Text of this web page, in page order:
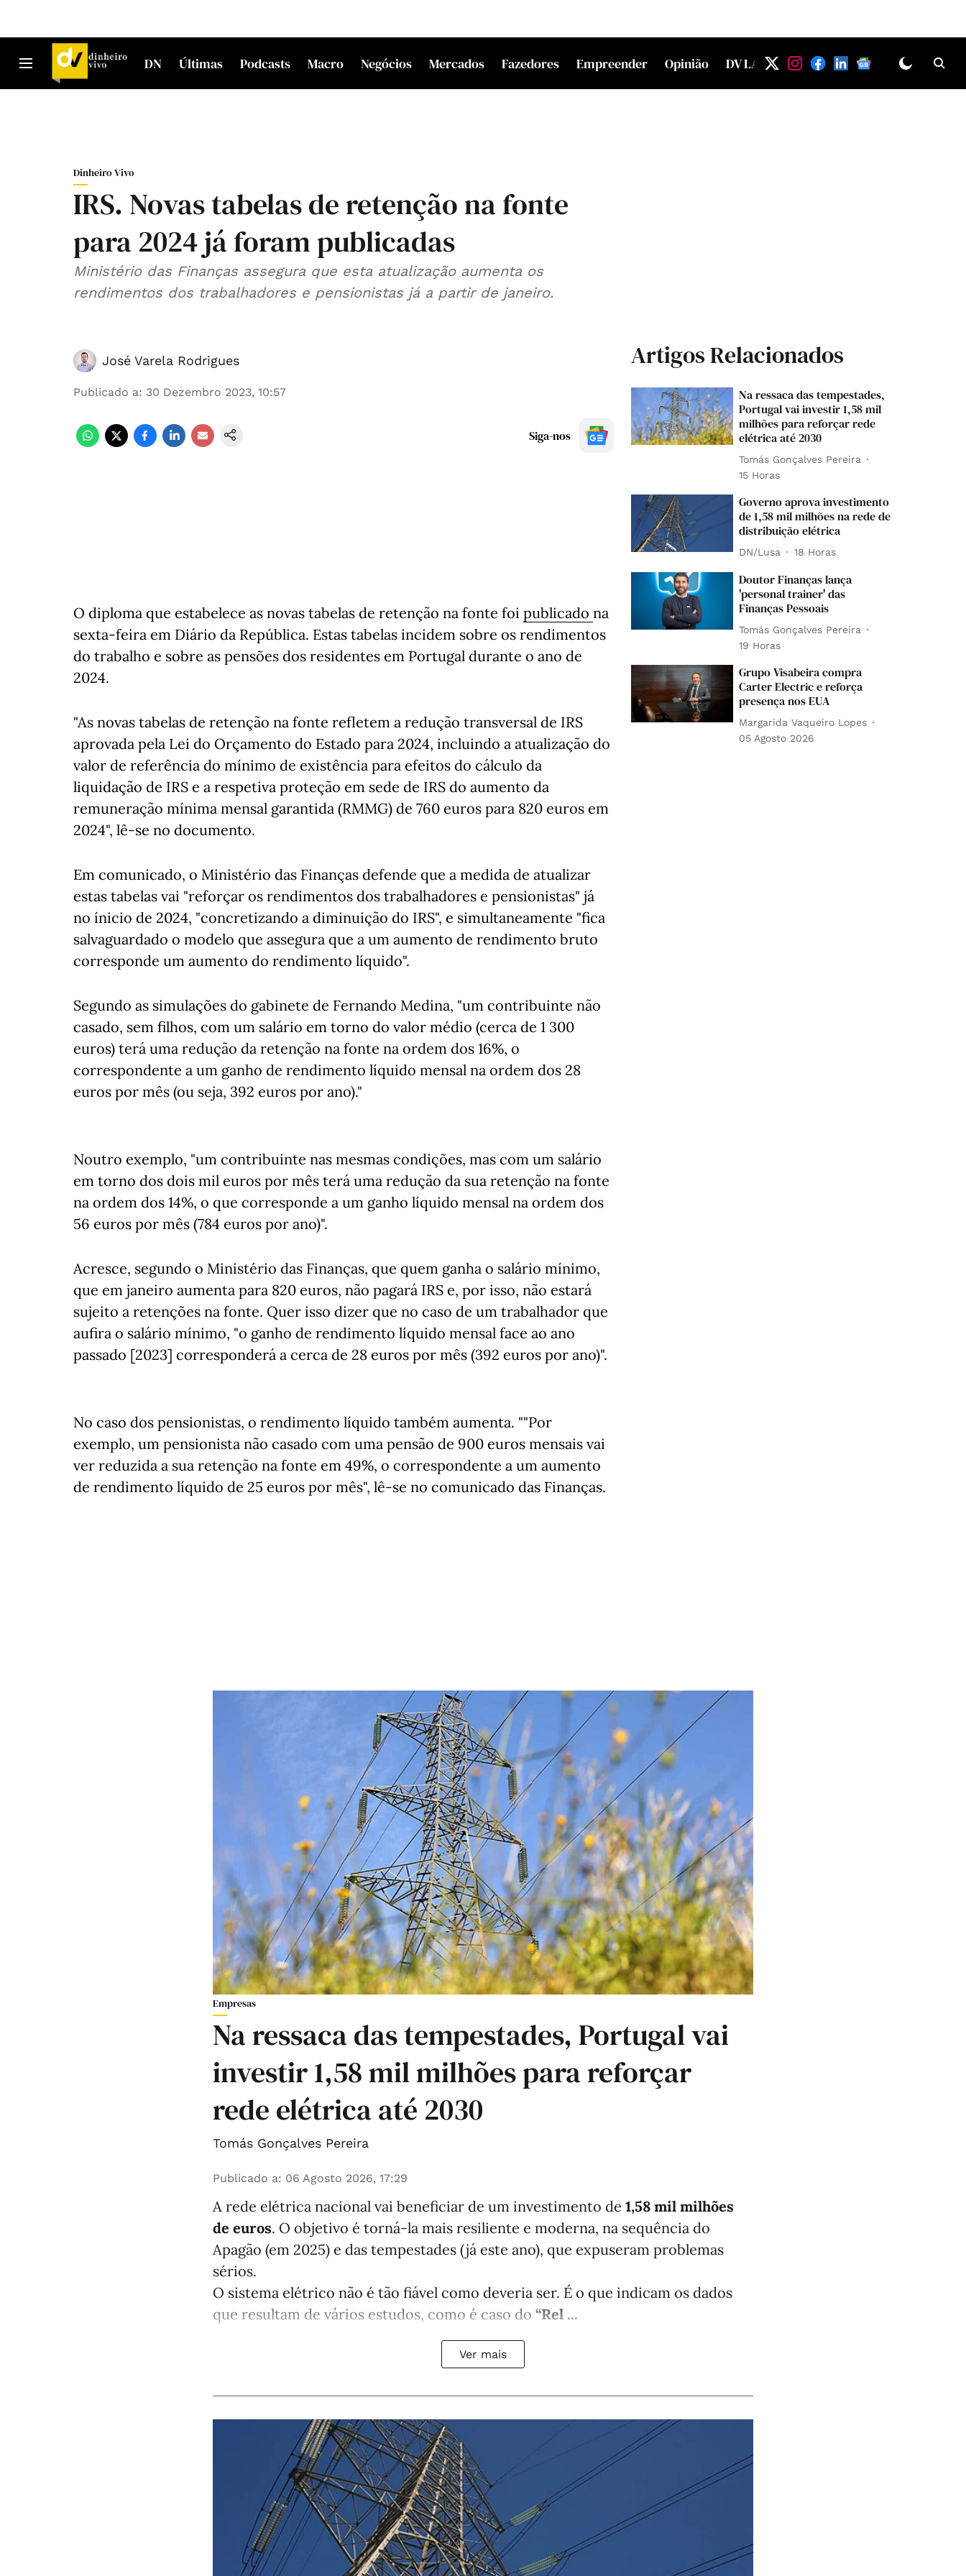
DN Últimas Podcasts Macro Negócios Mercados Fazedores Empreender Opinião DV LAB
Dinheiro Vivo
IRS. Novas tabelas de retenção na fonte
para 2024 já foram publicadas
Ministério das Finanças assegura que esta atualização aumenta os
rendimentos dos trabalhadores e pensionistas já a partir de janeiro.
José Varela Rodrigues
Publicado a: 30 Dezembro 2023, 10:57
Siga-nos
O diploma que estabelece as novas tabelas de retenção na fonte foi publicado na
sexta-feira em Diário da República. Estas tabelas incidem sobre os rendimentos
do trabalho e sobre as pensões dos residentes em Portugal durante o ano de
2024.
"As novas tabelas de retenção na fonte refletem a redução transversal de IRS
aprovada pela Lei do Orçamento do Estado para 2024, incluindo a atualização do
valor de referência do mínimo de existência para efeitos do cálculo da
liquidação de IRS e a respetiva proteção em sede de IRS do aumento da
remuneração mínima mensal garantida (RMMG) de 760 euros para 820 euros em
2024", lê-se no documento.
Em comunicado, o Ministério das Finanças defende que a medida de atualizar
estas tabelas vai "reforçar os rendimentos dos trabalhadores e pensionistas" já
no ínicio de 2024, "concretizando a diminuição do IRS", e simultaneamente "fica
salvaguardado o modelo que assegura que a um aumento de rendimento bruto
corresponde um aumento do rendimento líquido".
Segundo as simulações do gabinete de Fernando Medina, "um contribuinte não
casado, sem filhos, com um salário em torno do valor médio (cerca de 1 300
euros) terá uma redução da retenção na fonte na ordem dos 16%, o
correspondente a um ganho de rendimento líquido mensal na ordem dos 28
euros por mês (ou seja, 392 euros por ano)."
Noutro exemplo, "um contribuinte nas mesmas condições, mas com um salário
em torno dos dois mil euros por mês terá uma redução da sua retenção na fonte
na ordem dos 14%, o que corresponde a um ganho líquido mensal na ordem dos
56 euros por mês (784 euros por ano)".
Acresce, segundo o Ministério das Finanças, que quem ganha o salário mínimo,
que em janeiro aumenta para 820 euros, não pagará IRS e, por isso, não estará
sujeito a retenções na fonte. Quer isso dizer que no caso de um trabalhador que
aufira o salário mínimo, "o ganho de rendimento líquido mensal face ao ano
passado [2023] corresponderá a cerca de 28 euros por mês (392 euros por ano)".
No caso dos pensionistas, o rendimento líquido também aumenta. ""Por
exemplo, um pensionista não casado com uma pensão de 900 euros mensais vai
ver reduzida a sua retenção na fonte em 49%, o correspondente a um aumento
de rendimento líquido de 25 euros por mês", lê-se no comunicado das Finanças.
Artigos Relacionados
Na ressaca das tempestades,
Portugal vai investir 1,58 mil
milhões para reforçar rede
elétrica até 2030
Tomás Gonçalves Pereira
15 Horas
Governo aprova investimento
de 1,58 mil milhões na rede de
distribuição elétrica
DN/Lusa 18 Horas
Doutor Finanças lança
'personal trainer' das
Finanças Pessoais
Tomás Gonçalves Pereira
19 Horas
Grupo Visabeira compra
Carter Electric e reforça
presença nos EUA
Margarida Vaqueiro Lopes
05 Agosto 2026
Empresas
Na ressaca das tempestades, Portugal vai
investir 1,58 mil milhões para reforçar
rede elétrica até 2030
Tomás Gonçalves Pereira
Publicado a: 06 Agosto 2026, 17:29
A rede elétrica nacional vai beneficiar de um investimento de 1,58 mil milhões
de euros. O objetivo é torná-la mais resiliente e moderna, na sequência do
Apagão (em 2025) e das tempestades (já este ano), que expuseram problemas
sérios.
O sistema elétrico não é tão fiável como deveria ser. É o que indicam os dados
que resultam de vários estudos, como é caso do “Rel ...
Ver mais